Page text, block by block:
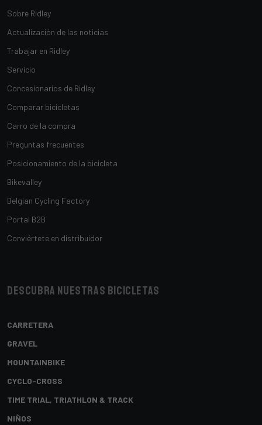
Sobre Ridley
Actualización de las noticias
Trabajar en Ridley
Servicio
Concesionarios de Ridley
Comparar bicicletas
Carro de la compra
Preguntas frecuentes
Posicionamiento de la bicicleta
Bikevalley
Belgian Cycling Factory
Portal B2B
Conviértete en distribuidor
Descubra nuestras bicicletas
CARRETERA
GRAVEL
MOUNTAINBIKE
CYCLO-CROSS
TIME TRIAL, TRIATHLON & TRACK
NIÑOS